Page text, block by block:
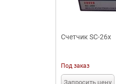
Счетчик SC-26x
Под заказ
Запросить цену